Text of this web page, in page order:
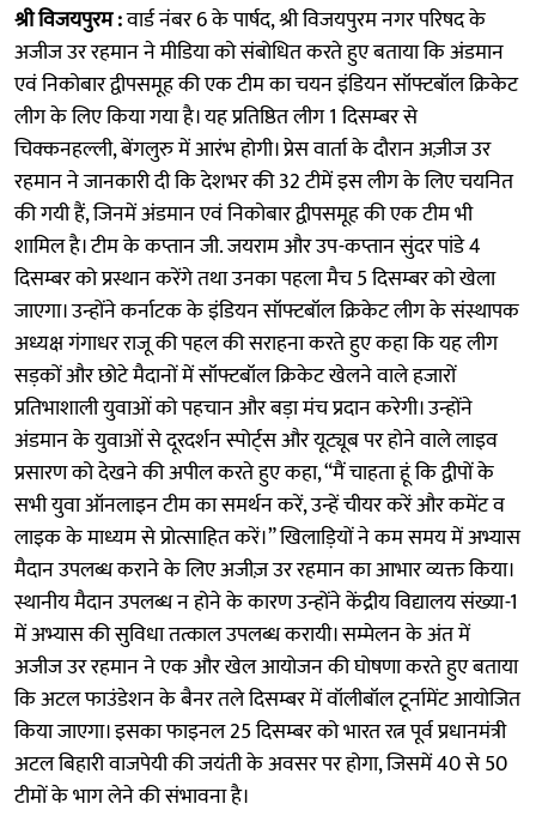
श्री विजयपुरम :वार्ड नंबर 6 के पार्षद, श्री विजयपुरम नगर परिषद के
अजीज उर रहमान ने मीडिया को संबोधित करते हुए बताया कि अंडमान
एवं निकोबार द्वीपसमूह की एक टीम का चयन इंडियन सॉफ्टबॉल क्रिकेट
लीग के लिए किया गया है। यह प्रतिष्ठित लीग 1 दिसम्बर से
चिक्कनहल्ली, बेंगलुरु में आरंभ होगी। प्रेस वार्ता के दौरान अज़ीज उर
रहमान ने जानकारी दी कि देशभर की 32 टीमें इस लीग के लिए चयनित
की गयी हैं, जिनमें अंडमान एवं निकोबार द्वीपसमूह की एक टीम भी
शामिल है। टीम के कप्तान जी. जयराम और उप-कप्तान सुंदर पांडे 4
दिसम्बर को प्रस्थान करेंगे तथा उनका पहला मैच 5 दिसम्बर को खेला
जाएगा। उन्होंने कर्नाटक के इंडियन सॉफ्टबॉल क्रिकेट लीग के संस्थापक
अध्यक्ष गंगाधर राजू की पहल की सराहना करते हुए कहा कि यह लीग
सड़कों और छोटे मैदानों में सॉफ्टबॉल क्रिकेट खेलने वाले हजारों
प्रतिभाशाली युवाओं को पहचान और बड़ा मंच प्रदान करेगी। उन्होंने
अंडमान के युवाओं से दूरदर्शन स्पोर्ट्स और यूट्यूब पर होने वाले लाइव
प्रसारण को देखने की अपील करते हुए कहा, “मैं चाहता हूं कि द्वीपों के
सभी युवा ऑनलाइन टीम का समर्थन करें, उन्हें चीयर करें और कमेंट व
लाइक के माध्यम से प्रोत्साहित करें।” खिलाड़ियों ने कम समय में अभ्यास
मैदान उपलब्ध कराने के लिए अजीज़ उर रहमान का आभार व्यक्त किया।
स्थानीय मैदान उपलब्ध न होने के कारण उन्होंने केंद्रीय विद्यालय संख्या-1
में अभ्यास की सुविधा तत्काल उपलब्ध करायी। सम्मेलन के अंत में
अजीज उर रहमान ने एक और खेल आयोजन की घोषणा करते हुए बताया
कि अटल फाउंडेशन के बैनर तले दिसम्बर में वॉलीबॉल टूर्नामेंट आयोजित
किया जाएगा। इसका फाइनल 25 दिसम्बर को भारत रत्न पूर्व प्रधानमंत्री
अटल बिहारी वाजपेयी की जयंती के अवसर पर होगा, जिसमें 40 से 50
टीमों के भाग लेने की संभावना है।